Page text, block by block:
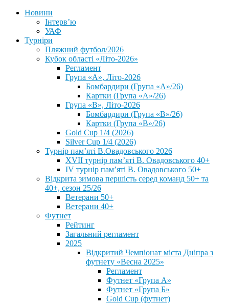
Новини
Інтерв’ю
УАФ
Турніри
Пляжний футбол/2026
Кубок області «Літо-2026»
Регламент
Група «А», Літо-2026
Бомбардири (Група «А»/26)
Картки (Група «А»/26)
Група «В», Літо-2026
Бомбардири (Група «В»/26)
Картки (Група «В»/26)
Gold Cup 1/4 (2026)
Silver Cup 1/4 (2026)
Турнір пам’яті В.Овадовського 2026
XVII турнір пам’яті В. Овадовського 40+
IV турнір пам’яті В. Овадовського 50+
Відкрита зимова першість серед команд 50+ та
40+, сезон 25/26
Ветерани 50+
Ветерани 40+
Футнет
Рейтинг
Загальний регламент
2025
Відкритий Чемпіонат міста Дніпра з
футнету «Весна 2025»
Регламент
Футнет «Група А»
Футнет «Група Б»
Gold Cup (футнет)